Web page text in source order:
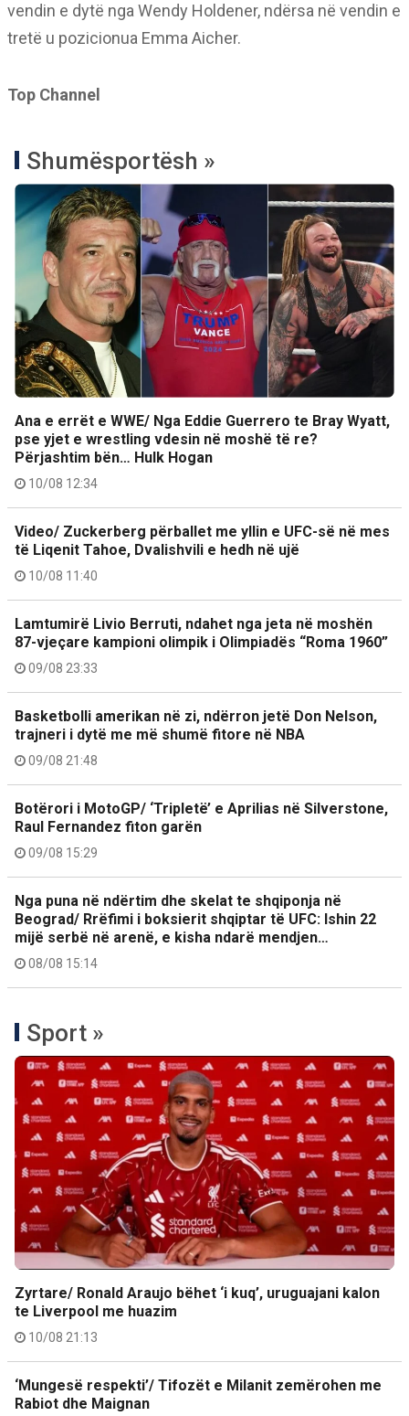
vendin e dytë nga Wendy Holdener, ndërsa në vendin e
tretë u pozicionua Emma Aicher.
Top Channel
Shumësportësh »
Ana e errët e WWE/ Nga Eddie Guerrero te Bray Wyatt,
pse yjet e wrestling vdesin në moshë të re?
Përjashtim bën… Hulk Hogan
10/08 12:34
Video/ Zuckerberg përballet me yllin e UFC-së në mes
të Liqenit Tahoe, Dvalishvili e hedh në ujë
10/08 11:40
Lamtumirë Livio Berruti, ndahet nga jeta në moshën
87-vjeçare kampioni olimpik i Olimpiadës “Roma 1960”
09/08 23:33
Basketbolli amerikan në zi, ndërron jetë Don Nelson,
trajneri i dytë me më shumë fitore në NBA
09/08 21:48
Botërori i MotoGP/ ‘Tripletë’ e Aprilias në Silverstone,
Raul Fernandez fiton garën
09/08 15:29
Nga puna në ndërtim dhe skelat te shqiponja në
Beograd/ Rrëfimi i boksierit shqiptar të UFC: Ishin 22
mijë serbë në arenë, e kisha ndarë mendjen…
08/08 15:14
Sport »
Zyrtare/ Ronald Araujo bëhet ‘i kuq’, uruguajani kalon
te Liverpool me huazim
10/08 21:13
‘Mungesë respekti’/ Tifozët e Milanit zemërohen me
Rabiot dhe Maignan